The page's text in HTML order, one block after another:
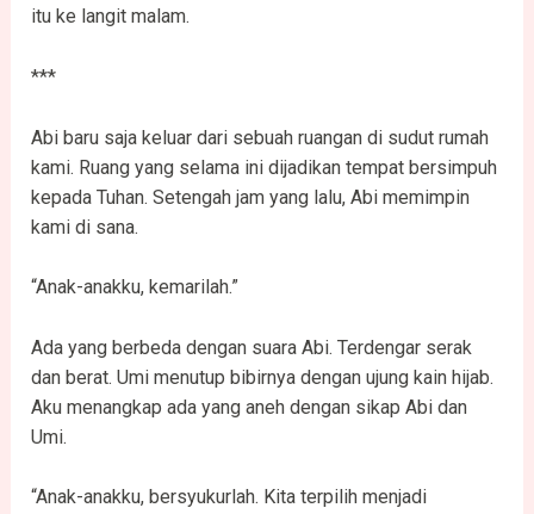
itu ke langit malam.
***
Abi baru saja keluar dari sebuah ruangan di sudut rumah
kami. Ruang yang selama ini dijadikan tempat bersimpuh
kepada Tuhan. Setengah jam yang lalu, Abi memimpin
kami di sana.
“Anak-anakku, kemarilah.”
Ada yang berbeda dengan suara Abi. Terdengar serak
dan berat. Umi menutup bibirnya dengan ujung kain hijab.
Aku menangkap ada yang aneh dengan sikap Abi dan
Umi.
“Anak-anakku, bersyukurlah. Kita terpilih menjadi